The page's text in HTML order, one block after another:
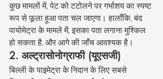
कुछ मामलों में, पेट को टटोलने पर गर्भाशय का स्पष्ट
रूप से फूला हुआ पता चल जाएगा। हालाँकि, बंद
पायोमेट्रा के मामले में, इसका पता लगाना मुश्किल
हो सकता है, और आगे की जाँच आवश्यक है।
2. अल्ट्रासोनोग्राफी (यूएसजी)
बिल्ली के पाइमेट्रा के निदान के लिए सबसे